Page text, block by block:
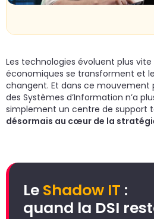
Les technologies évoluent plus
économiques se transforment et
changent. Et dans ce mouvement
des Systèmes d’Information n’a
simplement un centre de support
désormais au cœur de la
Le Shadow IT :
quand la DSI